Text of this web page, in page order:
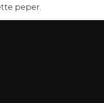
peper.